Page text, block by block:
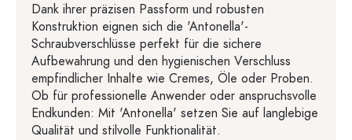
Dank ihrer präzisen Passform und robusten
Konstruktion eignen sich die 'Antonella'-
Schraubverschlüsse perfekt für die sichere
Aufbewahrung und den hygienischen Verschluss
empfindlicher Inhalte wie Cremes, Öle oder Proben.
Ob für professionelle Anwender oder anspruchsvolle
Endkunden: Mit 'Antonella' setzen Sie auf langlebige
Qualität und stilvolle Funktionalität.